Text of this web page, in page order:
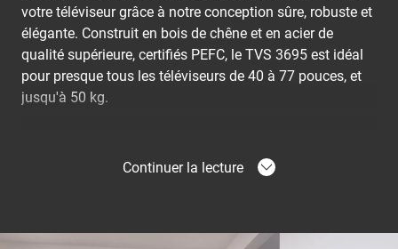
votre téléviseur grâce à notre conception sûre, robuste et
élégante. Construit en bois de chêne et en acier de
qualité supérieure, certifiés PEFC, le TVS 3695 est idéal
pour presque tous les téléviseurs de 40 à 77 pouces, et
jusqu'à 50 kg.
Apportez chez vous le meilleur de la fonctionnalité d'un
également pivoter jusqu'à 90 degrés en toute simplicité
Continuer la lecture